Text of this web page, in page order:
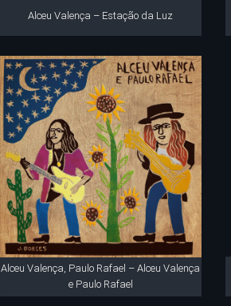
Alceu Valença – Estação da Luz
Alceu Valença, Paulo Rafael – Alceu Valença
e Paulo Rafael